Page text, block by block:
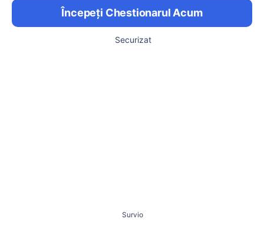
Începeți Chestionarul Acum
Securizat
Survio